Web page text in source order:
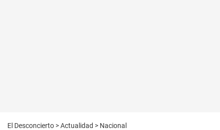
El Desconcierto >Actualidad > Nacional